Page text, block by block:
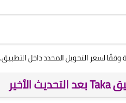
وفقًا لسعر التحويل المحدد داخل التطبيق.